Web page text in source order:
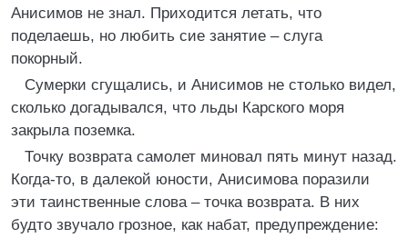
Анисимов не знал. Приходится летать, что
поделаешь, но любить сие занятие – слуга
покорный.
Сумерки сгущались, и Анисимов не столько видел,
сколько догадывался, что льды Карского моря
закрыла поземка.
Точку возврата самолет миновал пять минут назад.
Когда-то, в далекой юности, Анисимова поразили
эти таинственные слова – точка возврата. В них
будто звучало грозное, как набат, предупреждение: